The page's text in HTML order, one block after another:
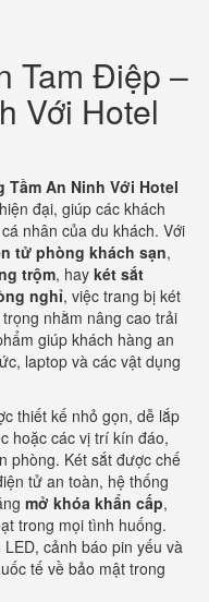
Tam Điệp –
Với Hotel
Tầm An Ninh Với Hotel
đại, giúp các khách
nhân của du khách. Với
tử phòng khách sạn,
trộm, hay két sắt
nghỉ, việc trang bị két
nhằm nâng cao trải
giúp khách hàng an
laptop và các vật dụng
thiết kế nhỏ gọn, dễ lắp
hoặc các vị trí kín đáo,
phòng. Két sắt được chế
tử an toàn, hệ thống
mở khóa khẩn cấp,
trong mọi tình huống.
cảnh báo pin yếu và
tế về bảo mật trong